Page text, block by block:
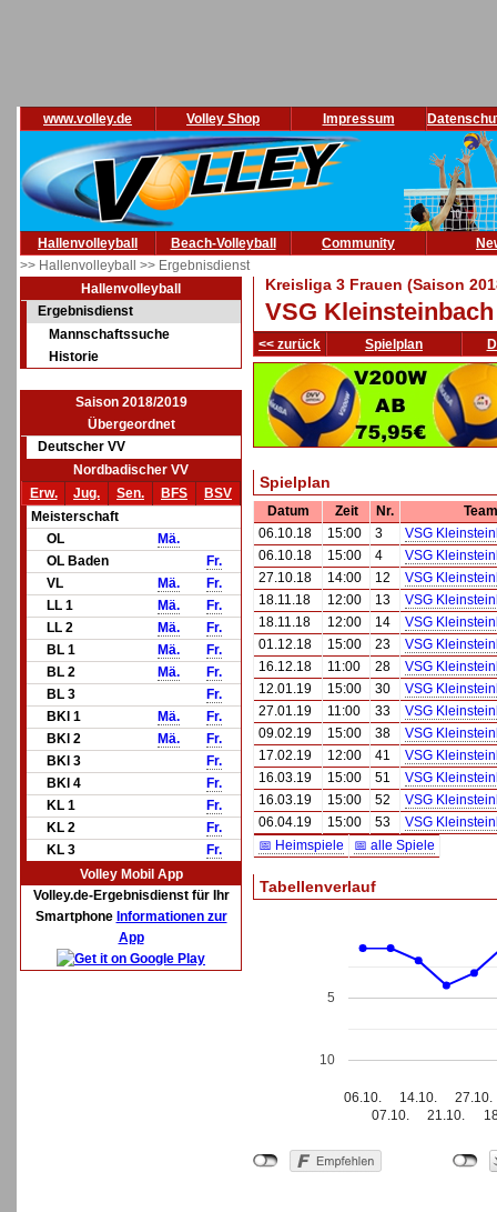
www.volley.de Volley Shop Impressum
Hallenvolleyball Beach-Volleyball Community
>> Hallenvolleyball >> Ergebnisdienst
Hallenvolleyball
Ergebnisdienst
Mannschaftssuche
Historie
Saison 2018/2019
Übergeordnet
Deutscher VV
Nordbadischer VV
Erw.
Jug. Sen. BFS
BSV
Meisterschaft
OL
Mä.
OL Baden
Fr.
VL
Mä.
Fr.
LL 1
Mä.
Fr.
LL 2
Mä.
Fr.
BL 1
Mä.
Fr.
BL 2
Mä.
Fr.
BL 3
Fr.
BKl 1
Mä.
Fr.
BKl 2
Mä.
Fr.
BKl 3
Fr.
BKl 4
Fr.
KL 1
Fr.
KL 2
Fr.
KL 3
Fr.
Volley Mobil App
Volley.de-Ergebnisdienst für Ihr
Smartphone Informationen zur
App
Kreisliga 3 Frauen (Saison
VSG
<< zurück Spielplan
Spielplan
Datum Zeit Nr.
06.10.18
15:00 3
VSG
06.10.18
15:00 4
VSG
27.10.18
14:00 12
VSG
18.11.18
12:00 13
VSG
18.11.18
12:00 14
VSG
01.12.18
15:00 23
VSG
16.12.18
11:00 28
VSG
12.01.19
15:00 30
VSG
27.01.19
11:00 33
VSG
09.02.19
15:00 38
VSG
17.02.19
12:00 41
VSG
16.03.19
15:00 51
VSG
16.03.19
15:00 52
VSG
06.04.19
15:00 53
VSG
📅 Heimspiele
📅 alle Spiele
Tabellenverlauf
06.10.
07.10.
14.10.
21.10.
27.10.
5
10